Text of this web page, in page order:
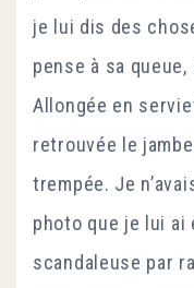
je lui dis des
pense à sa
Allongée en
retrouvée le
trempée. Je
photo que je lui ai
scandaleuse par